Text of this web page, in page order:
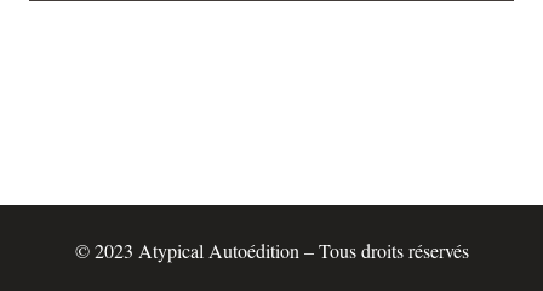
© 2023 Atypical Autoédition – Tous droits réservés